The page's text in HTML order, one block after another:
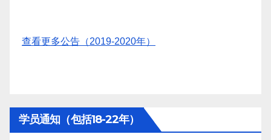
查看更多公告（2019-2020年）
学员通知（包括18-22年）